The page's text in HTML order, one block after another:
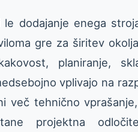
dodajanje enega
gre za širitev
planiranje,
vplivajo na
več tehnično
projektna